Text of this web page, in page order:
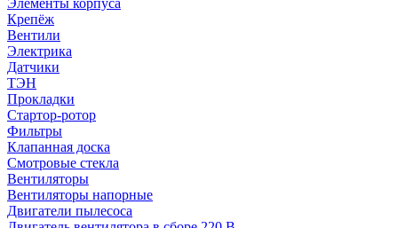
Элементы корпуса
Крепёж
Вентили
Электрика
Датчики
ТЭН
Прокладки
Стартор-ротор
Фильтры
Клапанная доска
Смотровые стекла
Вентиляторы
Вентиляторы напорные
Двигатели пылесоса